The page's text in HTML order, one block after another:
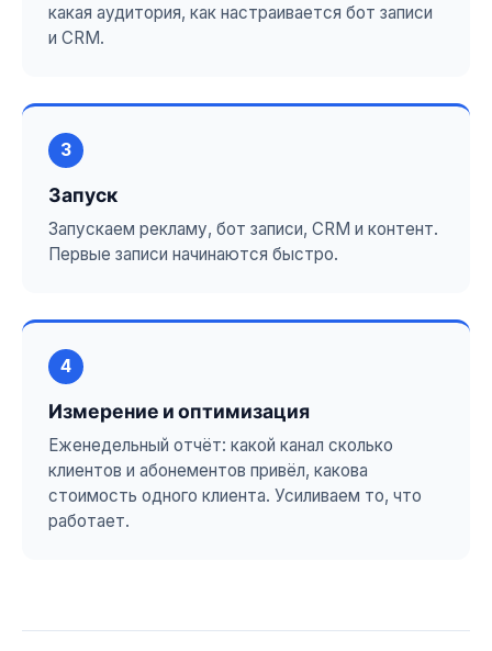
какая аудитория, как настраивается бот записи
и CRM.
3
Запуск
Запускаем рекламу, бот записи, CRM и контент.
Первые записи начинаются быстро.
4
Измерение и оптимизация
Еженедельный отчёт: какой канал сколько
клиентов и абонементов привёл, какова
стоимость одного клиента. Усиливаем то, что
работает.